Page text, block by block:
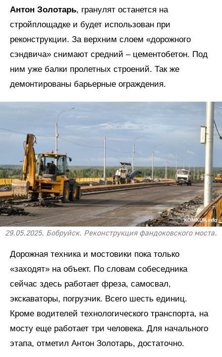
Антон Золотарь, гранулят останется на
стройплощадке и будет использован при
реконструкции. За верхним слоем «дорожного
сэндвича» снимают средний – цементобетон. Под
ним уже балки пролетных строений. Так же
демонтированы барьерные ограждения.
29.05.2025. Бобруйск. Реконструкция фандоковского моста.
Дорожная техника и мостовики пока только
«заходят» на объект. По словам собеседника
сейчас здесь работает фреза, самосвал,
экскаваторы, погрузчик. Всего шесть единиц.
Кроме водителей технологического транспорта, на
мосту еще работает три человека. Для начального
этапа, отметил Антон Золотарь, достаточно.